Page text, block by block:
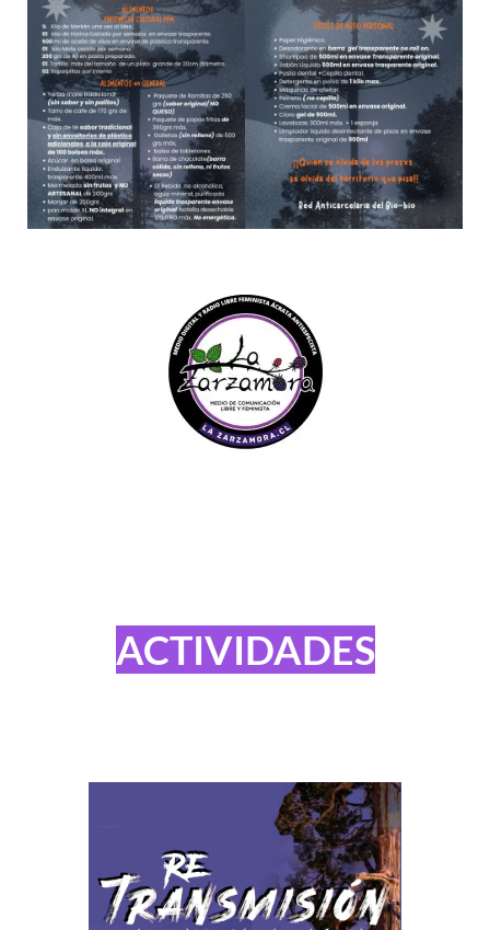
ACTIVIDADES